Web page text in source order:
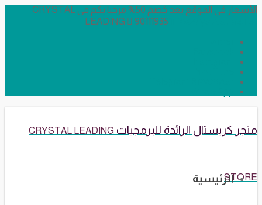
الأسعار في الموقع بعد خصم 50% مرحبا بكم في CRYSTAL
LEADING
90111935
متجر كريستال الرائدة للبرمجيات CRYSTAL LEADING
STOREالرئيسية